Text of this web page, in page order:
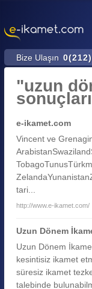
Bize Ulaşın
"uzun
sonuçları
e-ikamet.com
Vincent ve
tari...
http://www.e-ikamet.com/
Uzun Dönem
Uzun Dönem
kesintisiz ikamet
süresiz ikamet
talebinde